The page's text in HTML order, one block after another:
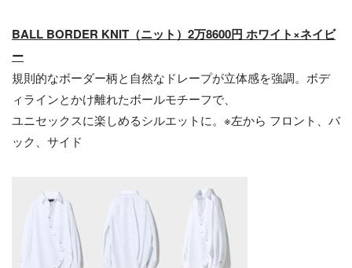
BALL BORDER KNIT （ニット ）2万8600円 ホワイト×ネイビ
ー
規則的なボーダー柄と自然なドレープが立体感を強調。ボデ
ィラインとかけ離れたボールモチーフで、
ユニセックスに楽しめるシルエットに。※左から フロント、バ
ック、サイド